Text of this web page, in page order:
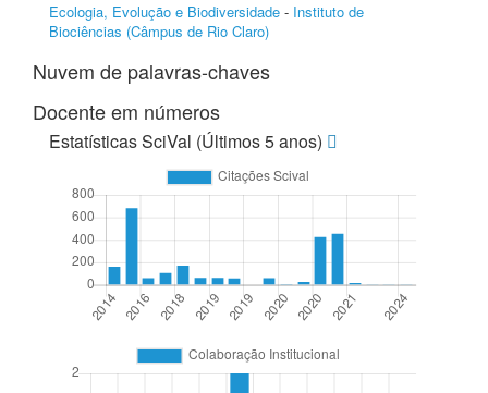
Ecologia, Evolução e Biodiversidade - Instituto de
Biociências (Câmpus de Rio Claro)
Nuvem de palavras-chaves
Docente em números
Estatísticas SciVal (Últimos 5 anos)